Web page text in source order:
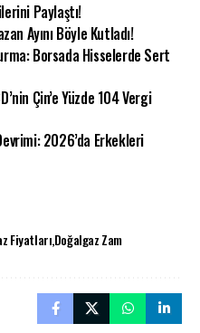
Paylaştı!
Ayını Böyle Kutladı!
Borsada Hisselerde Sert
Çin’e Yüzde 104 Vergi
2026’da Erkekleri
FiyatlarıDoğalgaz Zam